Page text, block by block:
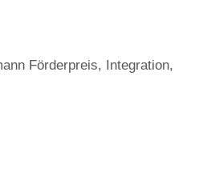
Förderpreis, Integration,